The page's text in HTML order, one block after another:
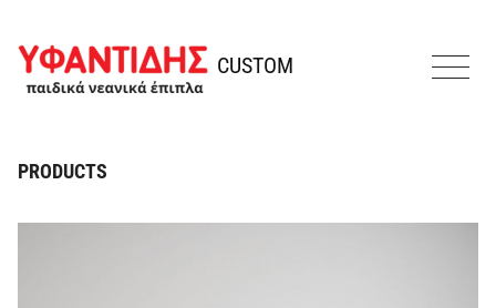
PRODUCTS
CUSTOM
MENU